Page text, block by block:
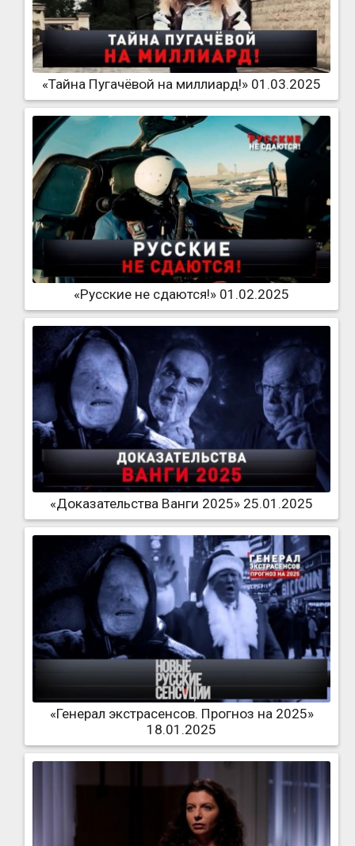
«Тайна Пугачёвой на миллиард!» 01.03.2025
«Русские не сдаются!» 01.02.2025
«Доказательства Ванги 2025» 25.01.2025
«Генерал экстрасенсов. Прогноз на 2025»
18.01.2025